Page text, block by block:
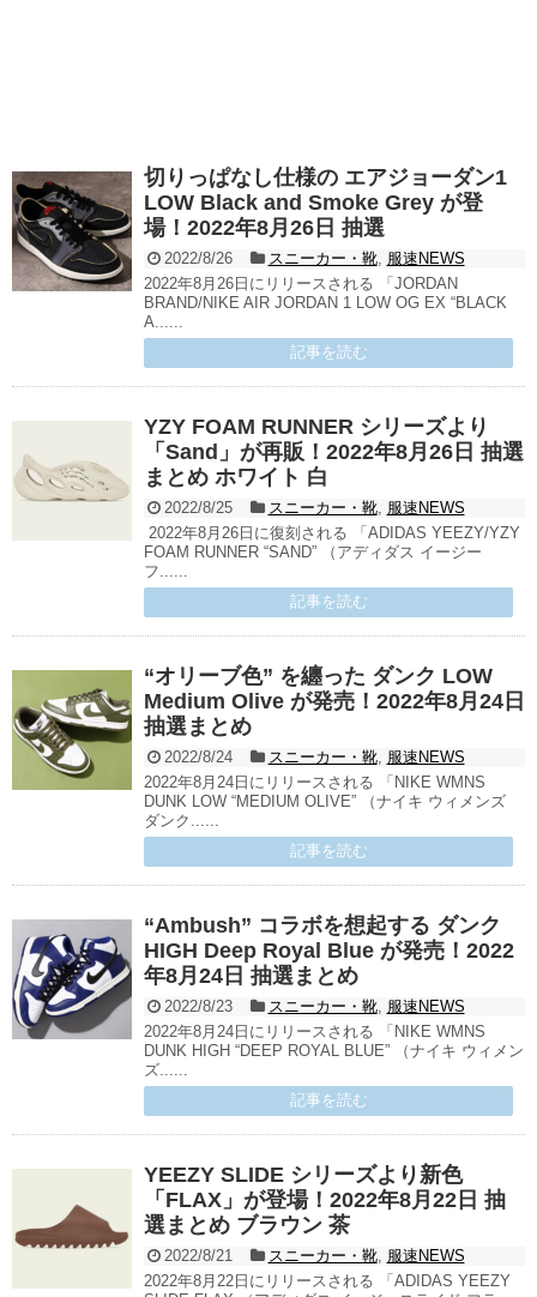
切りっぱなし仕様の エアジョーダン1
LOW Black and Smoke Grey が登
場！2022年8月26日 抽選
2022/8/26 スニーカー・靴, 服速NEWS
2022年8月26日にリリースされる 「JORDAN
BRAND/NIKE AIR JORDAN 1 LOW OG EX “BLACK
A......
記事を読む
YZY FOAM RUNNER シリーズより
「Sand」が再販！2022年8月26日 抽選
まとめ ホワイト 白
2022/8/25 スニーカー・靴, 服速NEWS
2022年8月26日に復刻される 「ADIDAS YEEZY/YZY
FOAM RUNNER “SAND” （アディダス イージー
フ......
記事を読む
“オリーブ色” を纏った ダンク LOW
Medium Olive が発売！2022年8月24日
抽選まとめ
2022/8/24 スニーカー・靴, 服速NEWS
2022年8月24日にリリースされる 「NIKE WMNS
DUNK LOW “MEDIUM OLIVE” （ナイキ ウィメンズ
ダンク......
記事を読む
“Ambush” コラボを想起する ダンク
HIGH Deep Royal Blue が発売！2022
年8月24日 抽選まとめ
2022/8/23 スニーカー・靴, 服速NEWS
2022年8月24日にリリースされる 「NIKE WMNS
DUNK HIGH “DEEP ROYAL BLUE” （ナイキ ウィメン
ズ......
記事を読む
YEEZY SLIDE シリーズより新色
「FLAX」が登場！2022年8月22日 抽
選まとめ ブラウン 茶
2022/8/21 スニーカー・靴, 服速NEWS
2022年8月22日にリリースされる 「ADIDAS YEEZY